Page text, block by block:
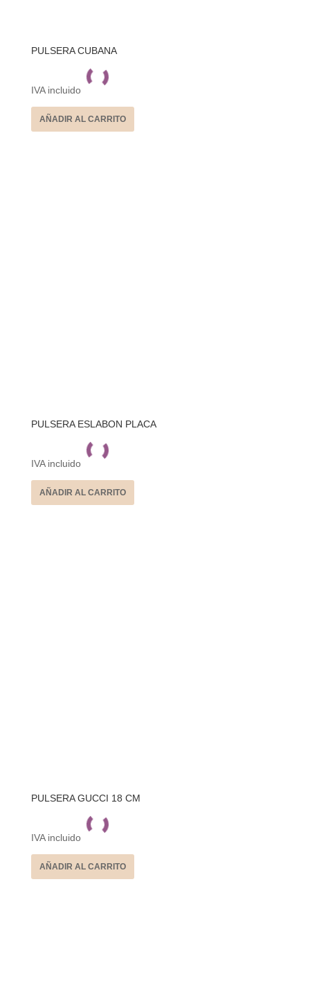
PULSERA CUBANA
IVA incluido
AÑADIR AL CARRITO
PULSERA ESLABON PLACA
IVA incluido
AÑADIR AL CARRITO
PULSERA GUCCI 18 CM
IVA incluido
AÑADIR AL CARRITO